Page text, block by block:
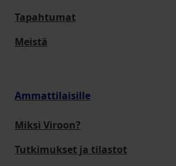
Tapahtumat
Meistä
Ammattilaisille
Miksi Viroon?
Tutkimukset ja tilastot